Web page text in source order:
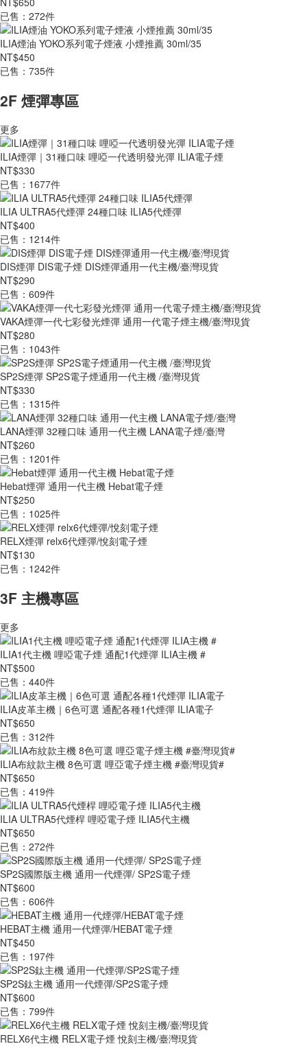
已售：272件
ILIA煙油 YOKO系列電子煙液 小煙推薦 30ml/35
NT$450
已售：735件
2F 煙彈專區
更多
ILIA煙彈｜31種口味 哩啞一代透明發光彈 ILIA電子煙
NT$330
已售：1677件
ILIA ULTRA5代煙彈 24種口味 ILIA5代煙彈
NT$400
已售：1214件
DIS煙彈 DIS電子煙 DIS煙彈通用一代主機/臺灣現貨
NT$290
已售：609件
VAKA煙彈一代七彩發光煙彈 通用一代電子煙主機/臺灣現貨
NT$280
已售：1043件
SP2S煙彈 SP2S電子煙通用一代主機 /臺灣現貨
NT$330
已售：1315件
LANA煙彈 32種口味 通用一代主機 LANA電子煙/臺灣
NT$260
已售：1201件
Hebat煙彈 通用一代主機 Hebat電子煙
NT$250
已售：1025件
RELX煙彈 relx6代煙彈/悅刻電子煙
NT$130
已售：1242件
3F 主機專區
更多
ILIA1代主機 哩啞電子煙 通配1代煙彈 ILIA主機 #
NT$500
已售：440件
ILIA皮革主機｜6色可選 通配各種1代煙彈 ILIA電子
NT$650
已售：312件
ILIA布紋款主機 8色可選 哩亞電子煙主機 #臺灣現貨#
NT$650
已售：419件
ILIA ULTRA5代煙桿 哩啞電子煙 ILIA5代主機
NT$650
已售：272件
SP2S國際版主機 通用一代煙彈/ SP2S電子煙
NT$600
已售：606件
HEBAT主機 通用一代煙彈/HEBAT電子煙
NT$450
已售：197件
SP2S鈦主機 通用一代煙彈/SP2S電子煙
NT$600
已售：799件
RELX6代主機 RELX電子煙 悅刻主機/臺灣現貨